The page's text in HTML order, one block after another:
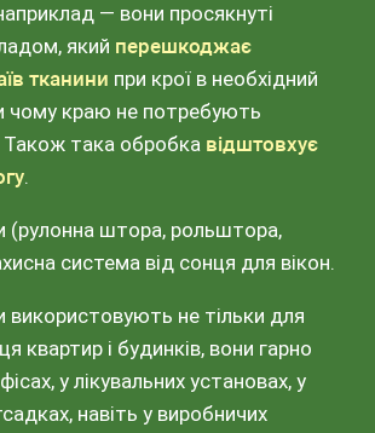
— вони просякнуті
який перешкоджає
тканини при крої в необхідний
чому краю не потребують
Також така обробка відштовхує
.
(рулонна штора, рольштора,
система від сонця для вікон.
використовують не тільки для
квартир і будинків, вони гарно
у лікувальних установах, у
навіть у виробничих